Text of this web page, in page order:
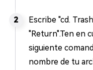
Escribe "cd.
"Return".Ten en
siguiente
nombre de tu